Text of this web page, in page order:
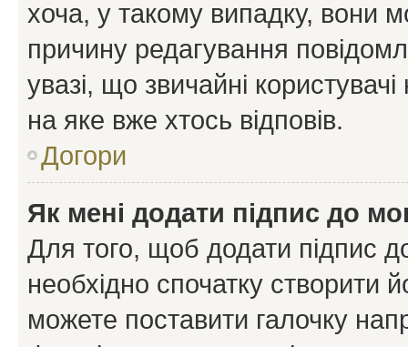
хоча, у такому випадку, вони
причину редагування
увазі, що звичайні
на яке вже хтось відповів.
Догори
Як мені додати підпис до
Для того, щоб додати підпис
необхідно спочатку створити
можете поставити галочку